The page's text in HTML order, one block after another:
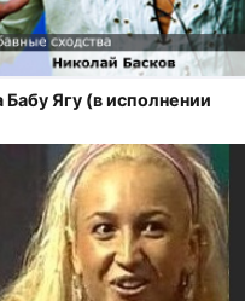
Ягу (в исполнении